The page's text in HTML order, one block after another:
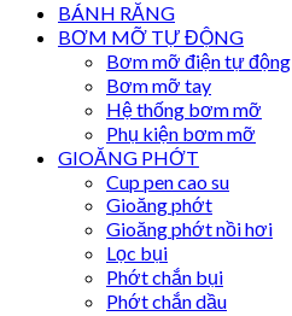
BÁNH RĂNG
BƠM MỠ TỰ ĐỘNG
Bơm mỡ điện tự động
Bơm mỡ tay
Hệ thống bơm mỡ
Phụ kiện bơm mỡ
GIOĂNG PHỚT
Cup pen cao su
Gioăng phớt
Gioăng phớt nồi hơi
Lọc bụi
Phớt chắn bụi
Phớt chắn dầu